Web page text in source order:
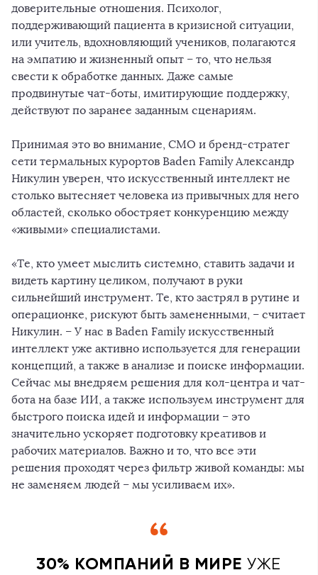
доверительные отношения. Психолог,
поддерживающий пациента в кризисной ситуации,
или учитель, вдохновляющий учеников, полагаются
на эмпатию и жизненный опыт – то, что нельзя
свести к обработке данных. Даже самые
продвинутые чат-боты, имитирующие поддержку,
действуют по заранее заданным сценариям.
Принимая это во внимание, СМО и бренд-стратег
сети термальных курортов Baden Family Александр
Никулин уверен, что искусственный интеллект не
столько вытесняет человека из привычных для него
областей, сколько обостряет конкуренцию между
«живыми» специалистами.
«Те, кто умеет мыслить системно, ставить задачи и
видеть картину целиком, получают в руки
сильнейший инструмент. Те, кто застрял в рутине и
операционке, рискуют быть замененными, – считает
Никулин. – У нас в Baden Family искусственный
интеллект уже активно используется для генерации
концепций, а также в анализе и поиске информации.
Сейчас мы внедряем решения для кол-центра и чат-
бота на базе ИИ, а также используем инструмент для
быстрого поиска идей и информации – это
значительно ускоряет подготовку креативов и
рабочих материалов. Важно и то, что все эти
решения проходят через фильтр живой команды: мы
не заменяем людей – мы усиливаем их».
30% КОМПАНИЙ В МИРЕ УЖЕ